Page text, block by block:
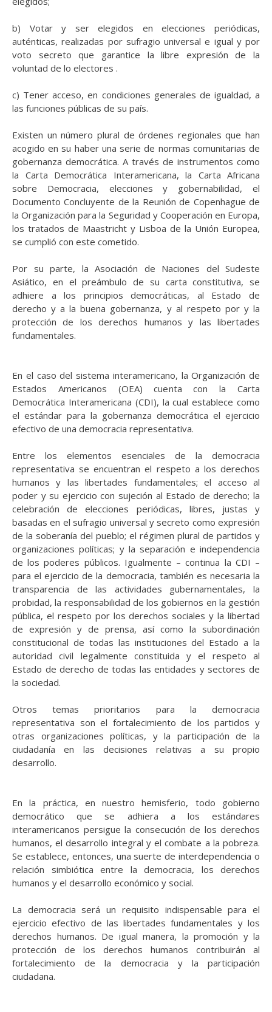
b) Votar y ser elegidos en elecciones periódicas,
auténticas, realizadas por sufragio universal e igual y por
voto secreto que garantice la libre expresión de la
voluntad de lo electores .
c) Tener acceso, en condiciones generales de igualdad, a
las funciones públicas de su país.
Existen un número plural de órdenes regionales que han
acogido en su haber una serie de normas comunitarias de
gobernanza democrática. A través de instrumentos como
la Carta Democrática Interamericana, la Carta Africana
sobre Democracia, elecciones y gobernabilidad, el
Documento Concluyente de la Reunión de Copenhague de
la Organización para la Seguridad y Cooperación en Europa,
los tratados de Maastricht y Lisboa de la Unión Europea,
se cumplió con este cometido.
Por su parte, la Asociación de Naciones del Sudeste
Asiático, en el preámbulo de su carta constitutiva, se
adhiere a los principios democráticas, al Estado de
derecho y a la buena gobernanza, y al respeto por y la
protección de los derechos humanos y las libertades
fundamentales.
En el caso del sistema interamericano, la Organización de
Estados Americanos (OEA) cuenta con la Carta
Democrática Interamericana (CDI), la cual establece como
el estándar para la gobernanza democrática el ejercicio
efectivo de una democracia representativa.
Entre los elementos esenciales de la democracia
representativa se encuentran el respeto a los derechos
humanos y las libertades fundamentales; el acceso al
poder y su ejercicio con sujeción al Estado de derecho; la
celebración de elecciones periódicas, libres, justas y
basadas en el sufragio universal y secreto como expresión
de la soberanía del pueblo; el régimen plural de partidos y
organizaciones políticas; y la separación e independencia
de los poderes públicos. Igualmente – continua la CDI –
para el ejercicio de la democracia, también es necesaria la
transparencia de las actividades gubernamentales, la
probidad, la responsabilidad de los gobiernos en la gestión
pública, el respeto por los derechos sociales y la libertad
de expresión y de prensa, así como la subordinación
constitucional de todas las instituciones del Estado a la
autoridad civil legalmente constituida y el respeto al
Estado de derecho de todas las entidades y sectores de
la sociedad.
Otros temas prioritarios para la democracia
representativa son el fortalecimiento de los partidos y
otras organizaciones políticas, y la participación de la
ciudadanía en las decisiones relativas a su propio
desarrollo.
En la práctica, en nuestro hemisferio, todo gobierno
democrático que se adhiera a los estándares
interamericanos persigue la consecución de los derechos
humanos, el desarrollo integral y el combate a la pobreza.
Se establece, entonces, una suerte de interdependencia o
relación simbiótica entre la democracia, los derechos
humanos y el desarrollo económico y social.
La democracia será un requisito indispensable para el
ejercicio efectivo de las libertades fundamentales y los
derechos humanos. De igual manera, la promoción y la
protección de los derechos humanos contribuirán al
fortalecimiento de la democracia y la participación
ciudadana.